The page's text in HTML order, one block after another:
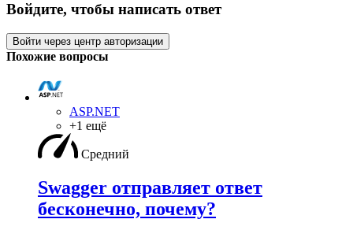
Войдите, чтобы написать ответ
Войти через центр авторизации
Похожие вопросы
ASP.NET
+1 ещё
Средний
Swagger отправляет ответ
бесконечно, почему?